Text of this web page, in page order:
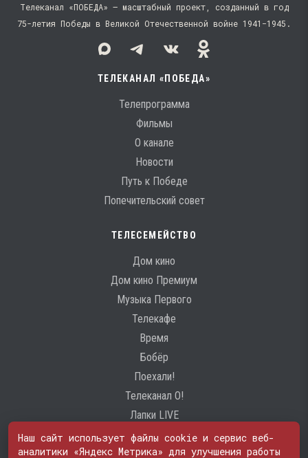
Телеканал «ПОБЕДА» — масштабный проект, созданный в год
75-летия Победы в Великой Отечественной войне 1941−1945.
ТЕЛЕКАНАЛ «ПОБЕДА»
Телепрограмма
Фильмы
О канале
Новости
Путь к Победе
Попечительский совет
ТЕЛЕСЕМЕЙСТВО
Дом кино
Дом кино Премиум
Музыка Первого
Телекафе
Время
Бобёр
Поехали!
Телеканал О!
Лапки LIVE
Наш сайт использует файлы cookie и сервис веб-
аналитики «Яндекс Метрика» для улучшения работы